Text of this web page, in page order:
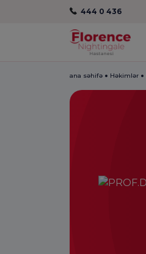
444 0 436
ana səhifə Həkimlər